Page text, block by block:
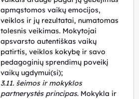
apmąstomos vaikų emocijos,
veiklos ir jų rezultatai, numatomas
tolesnis veikimas. Mokytojai
apsvarsto autentiškas vaikų
patirtis, veiklos kokybę ir savo
pedagoginių sprendimų poveikį
vaikų ugdymui(si);
3.11. šeimos ir mokyklos
partnerystės principas. Mokykla ir